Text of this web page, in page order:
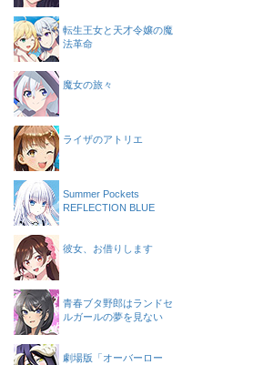
転生王女と天才令嬢の魔
法革命
魔女の旅々
ライザのアトリエ
Summer Pockets
REFLECTION BLUE
彼女、お借りします
青春ブタ野郎はランドセ
ルガールの夢を見ない
劇場版「オーバーロー